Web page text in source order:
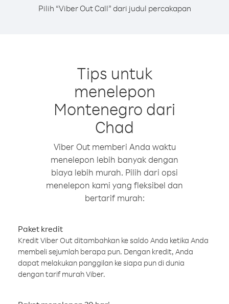
Pilih “Viber Out Call” dari judul percakapan
Tips untuk
menelepon
Montenegro dari
Chad
Viber Out memberi Anda waktu
menelepon lebih banyak dengan
biaya lebih murah. Pilih dari opsi
menelepon kami yang fleksibel dan
bertarif murah:
Paket kredit
Kredit Viber Out ditambahkan ke saldo Anda ketika Anda
membeli sejumlah berapa pun. Dengan kredit, Anda
dapat melakukan panggilan ke siapa pun di dunia
dengan tarif murah Viber.